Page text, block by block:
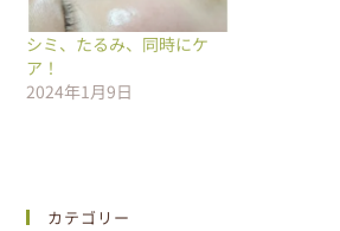
シミ、たるみ、同時にケ
ア！
2024年1月9日
カテゴリー